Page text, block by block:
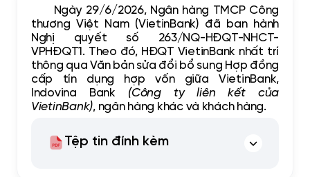
Ngày 29/6/2026, Ngân hàng TMCP Công
thương Việt Nam (VietinBank) đã ban hành
Nghị quyết số 263/NQ-HĐQT-NHCT-
VPHĐQT1. Theo đó, HĐQT VietinBank nhất trí
thông qua Văn bản sửa đổi bổ sung Hợp đồng
cấp tín dụng hợp vốn giữa VietinBank,
Indovina Bank (Công ty liên kết của
VietinBank), ngân hàng khác và khách hàng.
Tệp tin đính kèm